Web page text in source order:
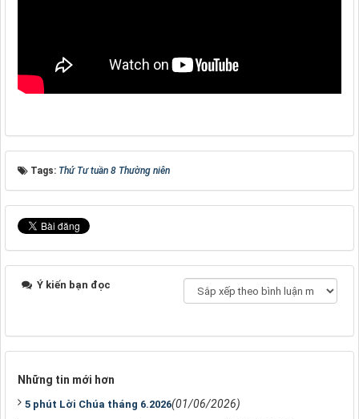
Tags: Thứ Tư tuần 8 Thường niên
Ý kiến bạn đọc
Những tin mới hơn
5 phút Lời Chúa tháng 6.2026(01/06/2026)